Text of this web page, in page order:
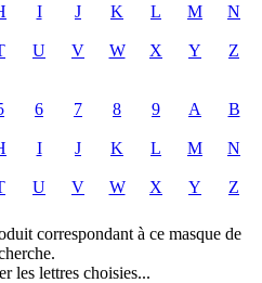
I J K L M N
U V W X Y
Z
6 7 8 9 A B
I J K L M N
U V W X Y Z
correspondant à ce masque de
les lettres choisies...